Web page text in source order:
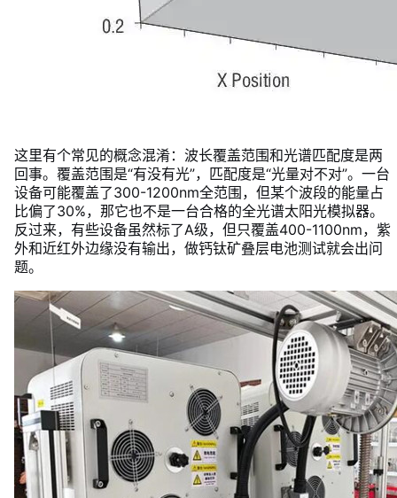
这里有个常见的概念混淆：波长覆盖范围和光谱匹配度是两
回事。覆盖范围是“有没有光”，匹配度是“光量对不对”。一台
设备可能覆盖了300-1200nm全范围，但某个波段的能量占
比偏了30%，那它也不是一台合格的全光谱太阳光模拟器。
反过来，有些设备虽然标了A级，但只覆盖400-1100nm，紫
外和近红外边缘没有输出，做钙钛矿叠层电池测试就会出问
题。